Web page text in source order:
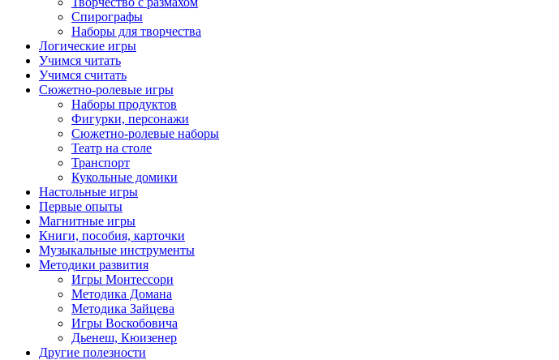
Спирографы
Наборы для творчества
Логические игры
Учимся читать
Учимся считать
Сюжетно-ролевые игры
Наборы продуктов
Фигурки, персонажи
Сюжетно-ролевые наборы
Театр на столе
Транспорт
Кукольные домики
Настольные игры
Первые опыты
Магнитные игры
Книги, пособия, карточки
Музыкальные инструменты
Методики развития
Игры Монтессори
Методика Домана
Методика Зайцева
Игры Воскобовича
Дьенеш, Кюизенер
Другие полезности